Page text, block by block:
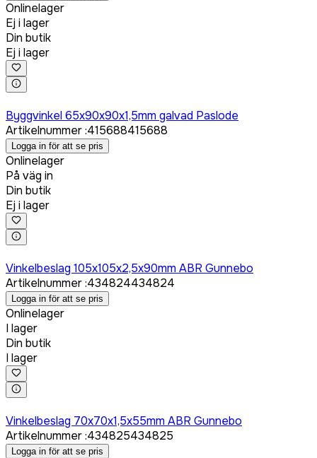
Onlinelager
Ej i lager
Din butik
Ej i lager
Byggvinkel 65x90x90x1,5mm galvad Paslode
Artikelnummer:415688415688
Logga in för att se pris
Onlinelager
På väg in
Din butik
Ej i lager
Vinkelbeslag 105x105x2,5x90mm ABR Gunnebo
Artikelnummer:434824434824
Logga in för att se pris
Onlinelager
I lager
Din butik
I lager
Vinkelbeslag 70x70x1,5x55mm ABR Gunnebo
Artikelnummer:434825434825
Logga in för att se pris